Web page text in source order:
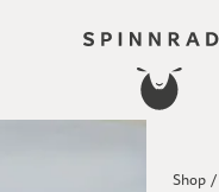
Shop /